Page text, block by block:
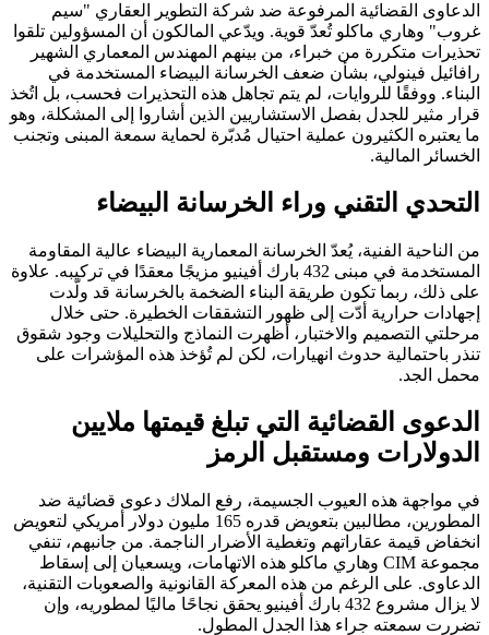
الدعاوى القضائية المرفوعة ضد شركة التطوير العقاري "سيم
غروب" وهاري ماكلو تُعدّ قوية. ويدّعي المالكون أن المسؤولين تلقوا
تحذيرات متكررة من خبراء، من بينهم المهندس المعماري الشهير
رافائيل فينولي، بشأن ضعف الخرسانة البيضاء المستخدمة في
البناء. ووفقًا للروايات، لم يتم تجاهل هذه التحذيرات فحسب، بل اتُخذ
قرار مثير للجدل بفصل الاستشاريين الذين أشاروا إلى المشكلة، وهو
ما يعتبره الكثيرون عملية احتيال مُدبّرة لحماية سمعة المبنى وتجنب
الخسائر المالية.
التحدي التقني وراء الخرسانة البيضاء
من الناحية الفنية، يُعدّ الخرسانة المعمارية البيضاء عالية المقاومة
المستخدمة في مبنى 432 بارك أفينيو مزيجًا معقدًا في تركيبه. علاوة
على ذلك، ربما تكون طريقة البناء الضخمة بالخرسانة قد ولّدت
إجهادات حرارية أدّت إلى ظهور التشققات الخطيرة. حتى خلال
مرحلتي التصميم والاختبار، أظهرت النماذج والتحليلات وجود شقوق
تنذر باحتمالية حدوث انهيارات، لكن لم تُؤخذ هذه المؤشرات على
محمل الجد.
الدعوى القضائية التي تبلغ قيمتها ملايين
الدولارات ومستقبل الرمز
في مواجهة هذه العيوب الجسيمة، رفع الملاك دعوى قضائية ضد
المطورين، مطالبين بتعويض قدره 165 مليون دولار أمريكي لتعويض
انخفاض قيمة عقاراتهم وتغطية الأضرار الناجمة. من جانبهم، تنفي
مجموعة CIM وهاري ماكلو هذه الاتهامات، ويسعيان إلى إسقاط
الدعاوى. على الرغم من هذه المعركة القانونية والصعوبات التقنية،
لا يزال مشروع 432 بارك أفينيو يحقق نجاحًا ماليًا لمطوريه، وإن
تضررت سمعته جراء هذا الجدل المطول.